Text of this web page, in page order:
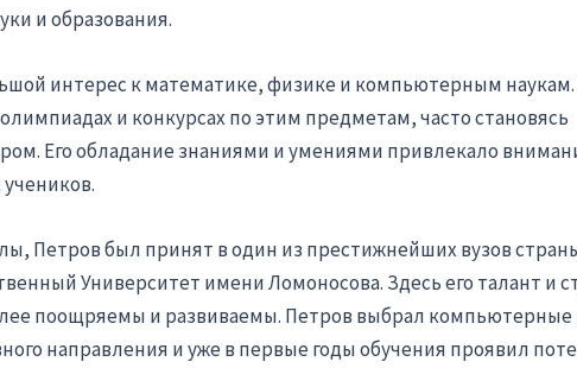
и образования.
интерес к математике, физике и компьютерным
и конкурсах по этим предметам, часто становясь
Его обладание знаниями и умениями привлекало
Петров был принят в один из престижнейших вузов
Университет имени Ломоносова. Здесь его талант и
поощряемы и развиваемы. Петров выбрал компьютерные
направления и уже в первые годы обучения проявил